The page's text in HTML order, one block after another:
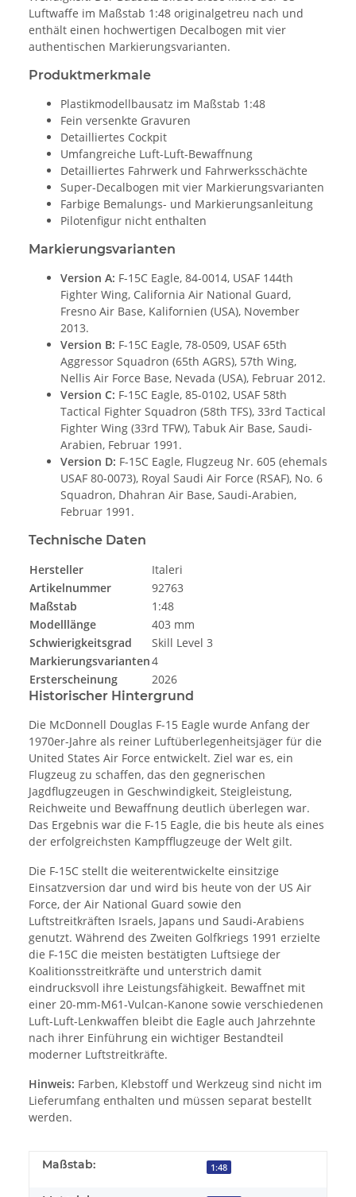
Luftwaffe im Maßstab 1:48 originalgetreu nach und
enthält einen hochwertigen Decalbogen mit vier
authentischen Markierungsvarianten.
Produktmerkmale
Plastikmodellbausatz im Maßstab 1:48
Fein versenkte Gravuren
Detailliertes Cockpit
Umfangreiche Luft-Luft-Bewaffnung
Detailliertes Fahrwerk und Fahrwerksschächte
Super-Decalbogen mit vier Markierungsvarianten
Farbige Bemalungs- und Markierungsanleitung
Pilotenfigur nicht enthalten
Markierungsvarianten
Version A: F-15C Eagle, 84-0014, USAF 144th
Fighter Wing, California Air National Guard,
Fresno Air Base, Kalifornien (USA), November
2013.
Version B: F-15C Eagle, 78-0509, USAF 65th
Aggressor Squadron (65th AGRS), 57th Wing,
Nellis Air Force Base, Nevada (USA), Februar 2012.
Version C: F-15C Eagle, 85-0102, USAF 58th
Tactical Fighter Squadron (58th TFS), 33rd Tactical
Fighter Wing (33rd TFW), Tabuk Air Base, Saudi-
Arabien, Februar 1991.
Version D: F-15C Eagle, Flugzeug Nr. 605 (ehemals
USAF 80-0073), Royal Saudi Air Force (RSAF), No. 6
Squadron, Dhahran Air Base, Saudi-Arabien,
Februar 1991.
Technische Daten
Hersteller
Italeri
Artikelnummer
92763
Maßstab
1:48
Modelllänge
403 mm
Schwierigkeitsgrad
Skill Level 3
Markierungsvarianten4
Ersterscheinung
2026
Historischer Hintergrund
Die McDonnell Douglas F-15 Eagle wurde Anfang der
1970er-Jahre als reiner Luftüberlegenheitsjäger für die
United States Air Force entwickelt. Ziel war es, ein
Flugzeug zu schaffen, das den gegnerischen
Jagdflugzeugen in Geschwindigkeit, Steigleistung,
Reichweite und Bewaffnung deutlich überlegen war.
Das Ergebnis war die F-15 Eagle, die bis heute als eines
der erfolgreichsten Kampfflugzeuge der Welt gilt.
Die F-15C stellt die weiterentwickelte einsitzige
Einsatzversion dar und wird bis heute von der US Air
Force, der Air National Guard sowie den
Luftstreitkräften Israels, Japans und Saudi-Arabiens
genutzt. Während des Zweiten Golfkriegs 1991 erzielte
die F-15C die meisten bestätigten Luftsiege der
Koalitionsstreitkräfte und unterstrich damit
eindrucksvoll ihre Leistungsfähigkeit. Bewaffnet mit
einer 20-mm-M61-Vulcan-Kanone sowie verschiedenen
Luft-Luft-Lenkwaffen bleibt die Eagle auch Jahrzehnte
nach ihrer Einführung ein wichtiger Bestandteil
moderner Luftstreitkräfte.
Hinweis: Farben, Klebstoff und Werkzeug sind nicht im
Lieferumfang enthalten und müssen separat bestellt
werden.
Maßstab: 1:48